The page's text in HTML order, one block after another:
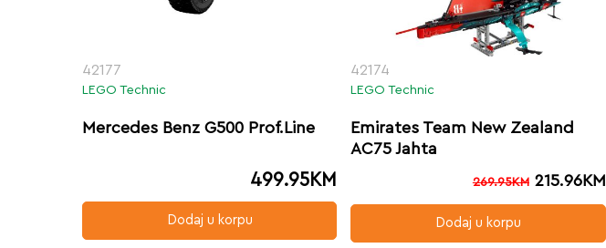
42177
LEGO Technic
Mercedes Benz G500 Prof.Line
499.95KM
Dodaj u korpu
42174
LEGO Technic
Emirates Team New Zealand
AC75 Jahta
269.95KM 215.96KM
Dodaj u korpu